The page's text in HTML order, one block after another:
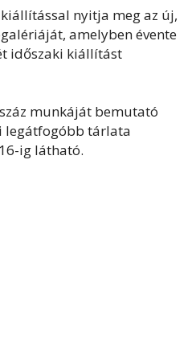
nyitja meg az új,
amelyben évente
időszaki kiállítást
munkáját bemutató
legátfogóbb tárlata
ig látható.